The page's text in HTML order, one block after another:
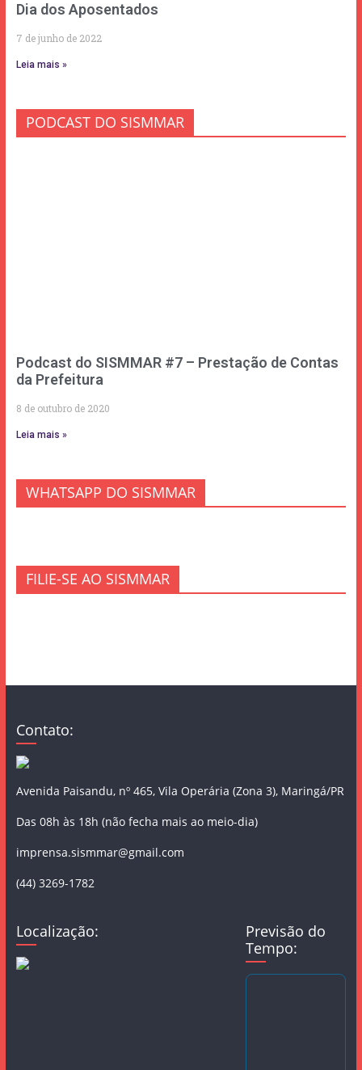
Dia dos Aposentados
7 de junho de 2022
Leia mais »
PODCAST DO SISMMAR
Podcast do SISMMAR #7 – Prestação de Contas
da Prefeitura
8 de outubro de 2020
Leia mais »
WHATSAPP DO SISMMAR
FILIE-SE AO SISMMAR
Contato:
Avenida Paisandu, nº 465, Vila Operária (Zona 3), Maringá/PR
Das 08h às 18h (não fecha mais ao meio-dia)
imprensa.sismmar@gmail.com
(44) 3269-1782
Localização:
Previsão do
Tempo: